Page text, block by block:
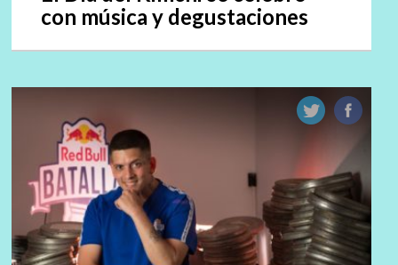
con música y degustaciones